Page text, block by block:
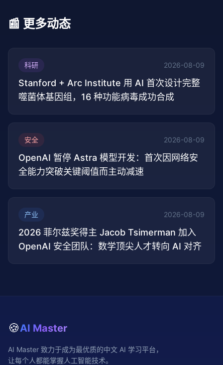
📰 更多动态
科研 2026-08-09
Stanford + Arc Institute 用 AI 首次设计完整
噬菌体基因组，16 种功能病毒成功合成
安全 2026-08-09
OpenAI 暂停 Astra 模型开发：首次因网络安
全能力突破关键阈值而主动减速
产业 2026-08-09
2026 菲尔兹奖得主 Jacob Tsimerman 加入
OpenAI 安全团队：数学顶尖人才转向 AI 对齐
🍪AI Master
AI Master 致力于成为最优质的中文 AI 学习平台，
让每个人都能掌握人工智能技术。